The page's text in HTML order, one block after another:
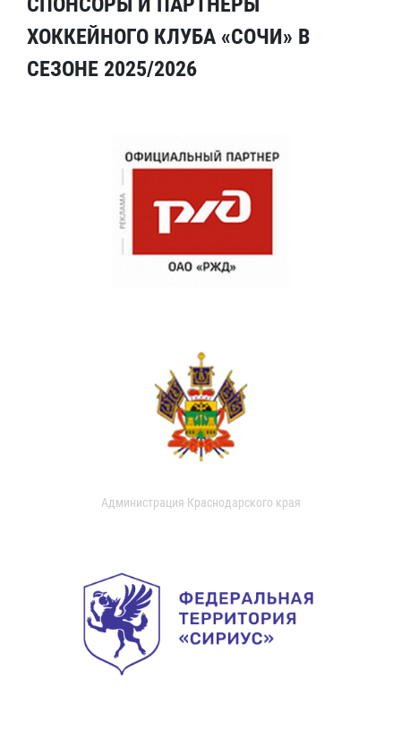
ХОККЕЙНОГО КЛУБА «СОЧИ» В
СЕЗОНЕ 2025/2026
Администрация Краснодарского края